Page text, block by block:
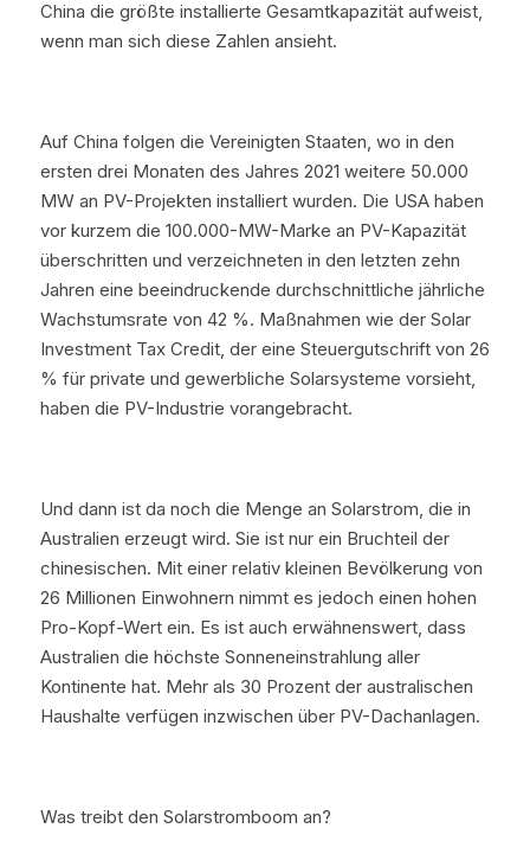
China die größte installierte Gesamtkapazität aufweist,
wenn man sich diese Zahlen ansieht.
Auf China folgen die Vereinigten Staaten, wo in den
ersten drei Monaten des Jahres 2021 weitere 50.000
MW an PV-Projekten installiert wurden. Die USA haben
vor kurzem die 100.000-MW-Marke an PV-Kapazität
überschritten und verzeichneten in den letzten zehn
Jahren eine beeindruckende durchschnittliche jährliche
Wachstumsrate von 42 %. Maßnahmen wie der Solar
Investment Tax Credit, der eine Steuergutschrift von 26
% für private und gewerbliche Solarsysteme vorsieht,
haben die PV-Industrie vorangebracht.
Und dann ist da noch die Menge an Solarstrom, die in
Australien erzeugt wird. Sie ist nur ein Bruchteil der
chinesischen. Mit einer relativ kleinen Bevölkerung von
26 Millionen Einwohnern nimmt es jedoch einen hohen
Pro-Kopf-Wert ein. Es ist auch erwähnenswert, dass
Australien die höchste Sonneneinstrahlung aller
Kontinente hat. Mehr als 30 Prozent der australischen
Haushalte verfügen inzwischen über PV-Dachanlagen.
Was treibt den Solarstromboom an?